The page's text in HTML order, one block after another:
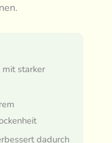
mit starker
dadurch